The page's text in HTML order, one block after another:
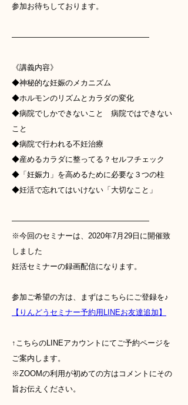
参加お待ちしております。
——————————————————
《講義内容》
◆神秘的な妊娠のメカニズム
◆ホルモンのリズムとカラダの変化
◆病院でしかできないこと 病院ではできない
こと
◆病院で行われる不妊治療
◆産めるカラダに整ってる？セルフチェック
◆「妊娠力」を高めるために必要な３つの柱
◆妊活で忘れてはいけない「大切なこと」
——————————————————
※今回のセミナーは、2020年7月29日に開催致
しました
妊活セミナーの録画配信になります。
参加ご希望の方は、まずはこちらにご登録を♪
【りんどう セミナー予約用LINEお友達追加】
↑こちらのLINEアカウントにてご予約ページを
ご案内します。
※ZOOMの利用が初めての方はコメントにその
旨お伝えください。